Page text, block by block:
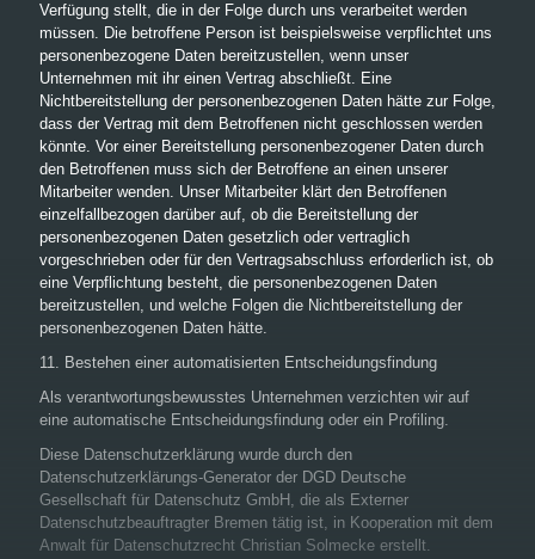
Verfügung stellt, die in der Folge durch uns verarbeitet werden
müssen. Die betroffene Person ist beispielsweise verpflichtet uns
personenbezogene Daten bereitzustellen, wenn unser
Unternehmen mit ihr einen Vertrag abschließt. Eine
Nichtbereitstellung der personenbezogenen Daten hätte zur Folge,
dass der Vertrag mit dem Betroffenen nicht geschlossen werden
könnte. Vor einer Bereitstellung personenbezogener Daten durch
den Betroffenen muss sich der Betroffene an einen unserer
Mitarbeiter wenden. Unser Mitarbeiter klärt den Betroffenen
einzelfallbezogen darüber auf, ob die Bereitstellung der
personenbezogenen Daten gesetzlich oder vertraglich
vorgeschrieben oder für den Vertragsabschluss erforderlich ist, ob
eine Verpflichtung besteht, die personenbezogenen Daten
bereitzustellen, und welche Folgen die Nichtbereitstellung der
personenbezogenen Daten hätte.
11. Bestehen einer automatisierten Entscheidungsfindung
Als verantwortungsbewusstes Unternehmen verzichten wir auf
eine automatische Entscheidungsfindung oder ein Profiling.
Diese Datenschutzerklärung wurde durch den
Datenschutzerklärungs-Generator der DGD Deutsche
Gesellschaft für Datenschutz GmbH, die als Externer
Datenschutzbeauftragter Bremen tätig ist, in Kooperation mit dem
Anwalt für Datenschutzrecht Christian Solmecke erstellt.